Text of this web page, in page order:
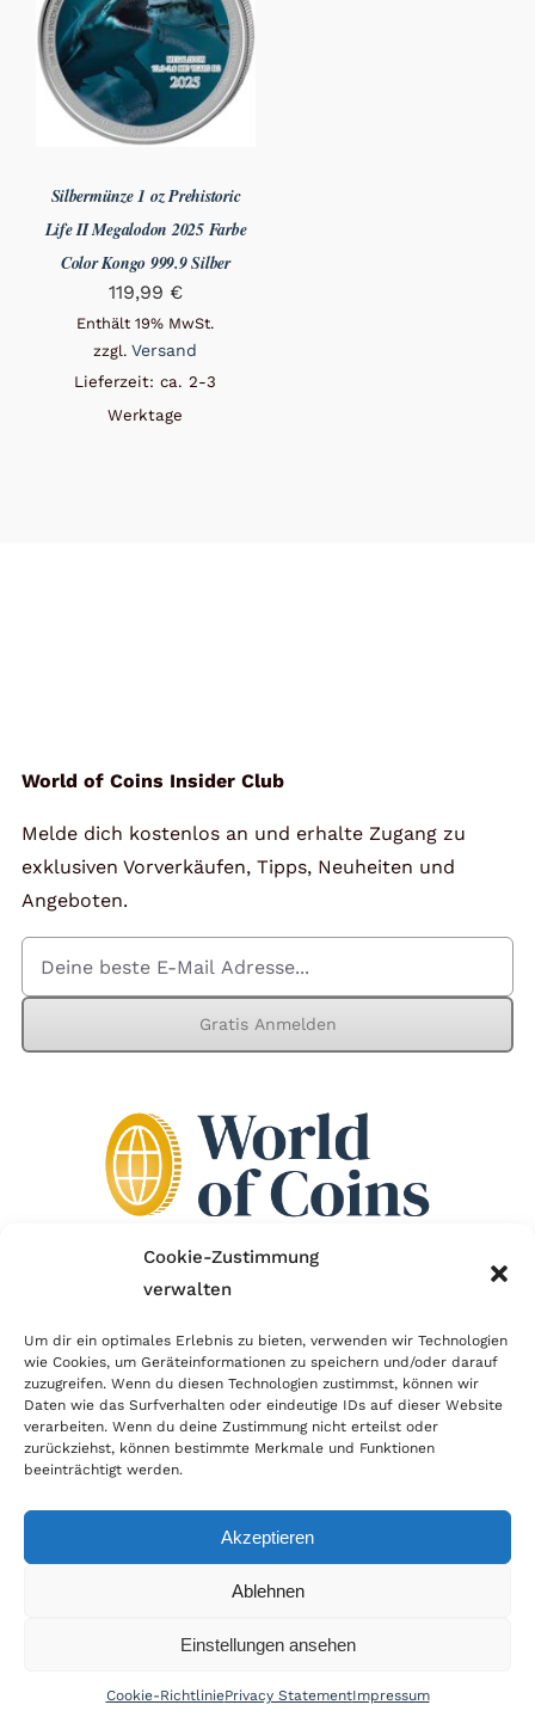
Cookie-Zustimmung
verwalten
Um dir ein optimales Erlebnis zu bieten, verwenden wir Technologien
wie Cookies, um Geräteinformationen zu speichern und/oder darauf
zuzugreifen. Wenn du diesen Technologien zustimmst, können wir
Daten wie das Surfverhalten oder eindeutige IDs auf dieser Website
verarbeiten. Wenn du deine Zustimmung nicht erteilst oder
zurückziehst, können bestimmte Merkmale und Funktionen
beeinträchtigt werden.
Akzeptieren
Ablehnen
Einstellungen ansehen
Cookie-RichtliniePrivacy StatementImpressum
Silbermünze 1 oz Prehistoric
Life II Megalodon 2025 Farbe
Color Kongo 999.9 Silber
119,99 €
Enthält 19% MwSt.
zzgl.Versand
Lieferzeit: ca. 2-3
Werktage
World of Coins Insider Club
Melde dich kostenlos an und erhalte Zugang zu
exklusiven Vorverkäufen, Tipps, Neuheiten und
Angeboten.
Gratis Anmelden
Der Händlerbund setzt sich für sicheren und
erfolgreichen E-Commerce ein. Auch wir sind wie
viele Onlineshops im Netz Mitglied im Händlerbund
und unterstützen fairen Onlinehandel.
Widerruf|Zahlung & Versand